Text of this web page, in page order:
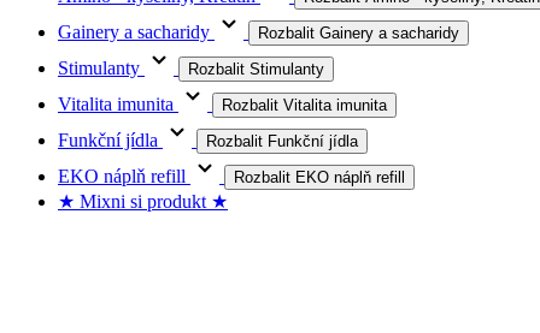
Gainery a sacharidy Rozbalit Gainery a sacharidy
Stimulanty Rozbalit Stimulanty
Vitalita imunita Rozbalit Vitalita imunita
Funkční jídla Rozbalit Funkční jídla
EKO náplň refill Rozbalit EKO náplň refill
★ Mixni si produkt ★